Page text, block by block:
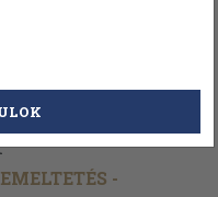
Válasszon példányt
-